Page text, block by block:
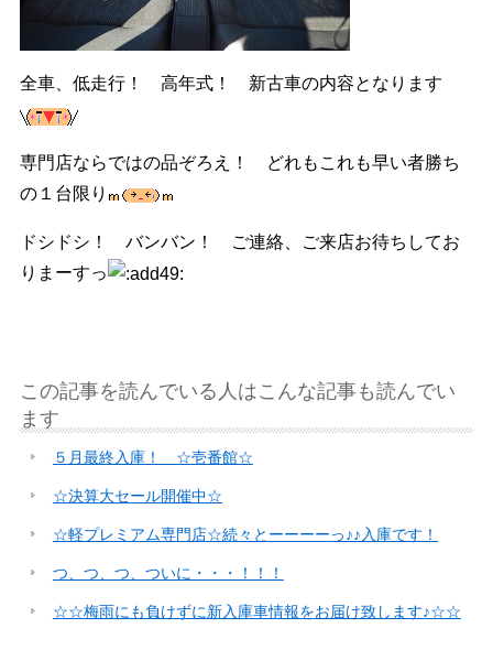
全車、低走行！ 高年式！ 新古車の内容となります
専門店ならではの品ぞろえ！ どれもこれも早い者勝ち
の１台限り
ドシドシ！ バンバン！ ご連絡、ご来店お待ちしてお
りまーすっ
この記事を読んでいる人はこんな記事も読んでい
ます
５月最終入庫！ ☆壱番館☆
☆決算大セール開催中☆
☆軽プレミアム専門店☆続々とーーーーっ♪♪入庫です！
つ、つ、つ、ついに・・・！！！
☆☆梅雨にも負けずに新入庫車情報をお届け致します♪☆☆